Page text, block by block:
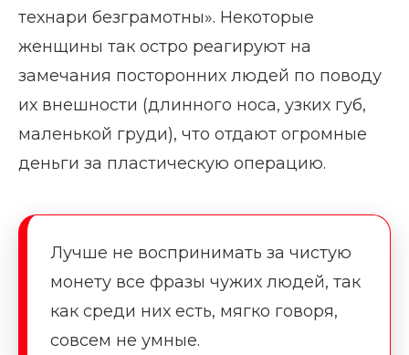
технари безграмотны». Некоторые
женщины так остро реагируют на
замечания посторонних людей по поводу
их внешности (длинного носа, узких губ,
маленькой груди), что отдают огромные
деньги за пластическую операцию.
Лучше не воспринимать за чистую
монету все фразы чужих людей, так
как среди них есть, мягко говоря,
совсем не умные.